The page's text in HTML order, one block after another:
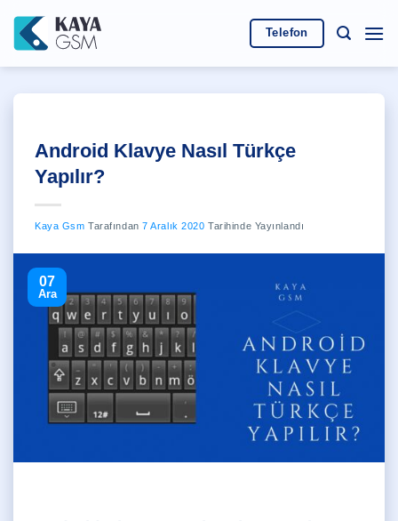
atla
Telefon
Android Klavye Nasıl Türkçe
Yapılır?
Kaya Gsm Tarafından 7 Aralık 2020 Tarihinde Yayınlandı
07
Ara